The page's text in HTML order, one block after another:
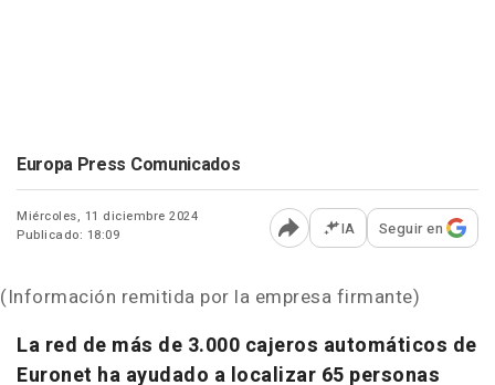
Europa Press Comunicados
Miércoles, 11 diciembre 2024
Publicado: 18:09
Abrir opciones para
IA Seguir en
(Información remitida por la empresa firmante)
La red de más de 3.000 cajeros automáticos de
Euronet ha ayudado a localizar 65 personas